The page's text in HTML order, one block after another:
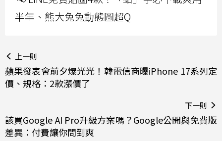
半年、熊大兔兔動態圖超Q
上一則
蘋果發表會前夕爆光光！韓電信商曝iPhone 17系列定
價、規格：2款漲價了
下一則
該買Google AI Pro升級方案嗎？Google公開與免費版
差異：付費讓你問到爽